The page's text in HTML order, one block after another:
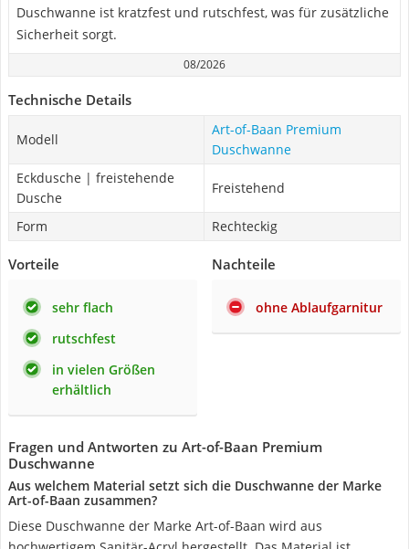
Duschwanne ist kratzfest und rutschfest, was für zusätzliche
Sicherheit sorgt.
08/2026
Technische Details
Modell
Art-of-Baan Premium
Duschwanne
Eckdusche | freistehende
Dusche
Freistehend
Form Rechteckig
Vorteile
sehr flach
rutschfest
in vielen Größen
erhältlich
Nachteile
ohne Ablaufgarnitur
Fragen und Antworten zu Art-of-Baan Premium
Duschwanne
Aus welchem Material setzt sich die Duschwanne der Marke
Art-of-Baan zusammen?
Diese Duschwanne der Marke Art-of-Baan wird aus